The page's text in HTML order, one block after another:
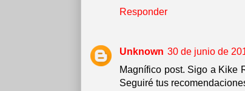
Responder
Unknown 30 de junio de
Magnífico post. Sigo a Kike
Seguiré tus